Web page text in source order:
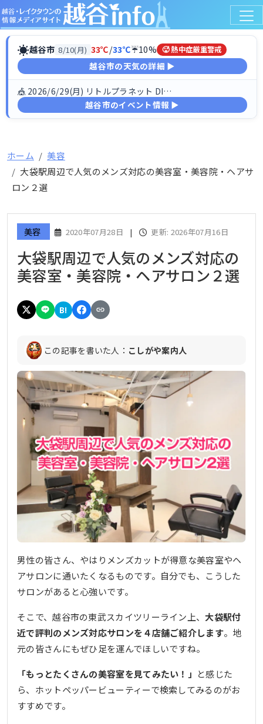
☀越谷市 8/10(月) 33℃/33℃☔10% 🥵 熱中症厳重警戒
越谷市の天気の詳細 ▶
🎪 2026/6/29(月) リトルプラネット DINO FESTIV…
越谷市のイベント情報 ▶
ホーム
美容
大袋駅周辺で人気のメンズ対応の美容室・美容院・ヘアサ
ロン２選
美容 2020年07月28日 | 更新: 2026年07月16日
大袋駅周辺で人気のメンズ対応の
美容室・美容院・ヘアサロン２選
B!
この記事を書いた人： こしがや案内人
男性の皆さん、やはりメンズカットが得意な美容室やヘ
アサロンに通いたくなるものです。自分でも、こうした
サロンがあると心強いです。
そこで、越谷市の東武スカイツリーライン上、大袋駅付
近で評判のメンズ対応サロンを４店舗ご紹介します。地
元の皆さんにもぜひ足を運んでほしいですね。
「もっとたくさんの美容室を見てみたい！」 と感じた
ら、ホットペッパービューティーで検索してみるのがお
すすめです。